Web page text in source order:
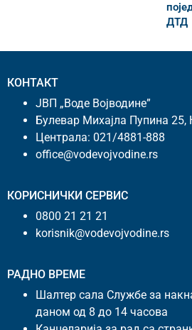
ДТД
КОНТАКТ
ЈВП „Воде Војводине”
Булевар Михајла Пупина
Централа: 021/4881-888
office@vodevojvodine.rs
КОРИСНИЧКИ СЕРВИС
0800 21 21 21
korisnik@vodevojvodine.rs
РАДНО ВРЕМЕ
Шалтер сала Службе за
даном од 8 до 14 часова